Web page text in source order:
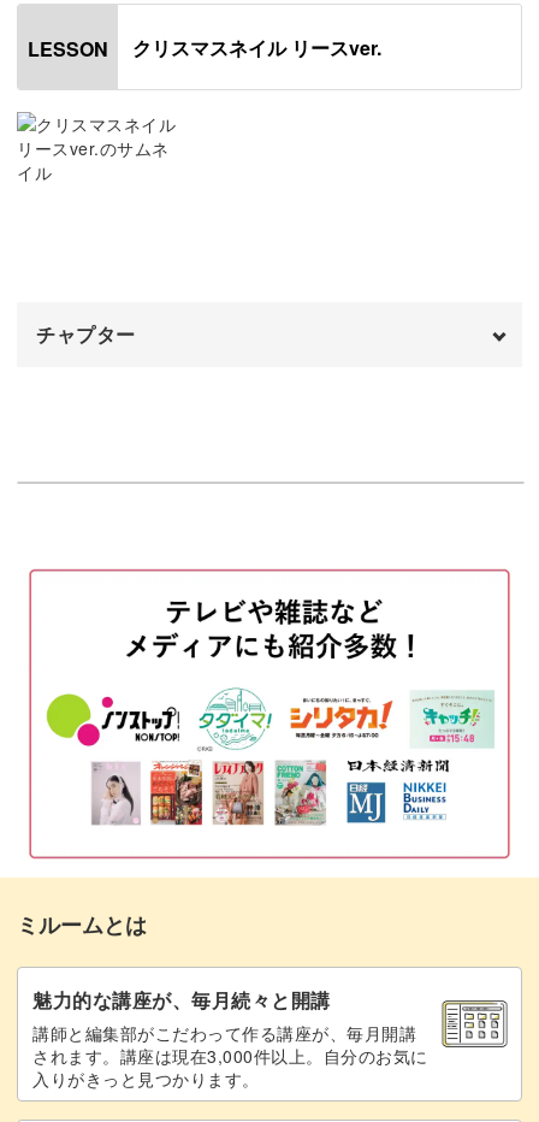
今回は、ツリーアートとも相性抜群な、 「クリスマスネイ
モチーフを取り入れても可愛くなりすぎないよう、デザイ
上げていきましょう。
クリスマスシーズンに活躍する幸せ感溢れるデザイン♪
ぜひ、マスターしてサロンでもご提案してみてください
ね。
LESSON クリスマスネイル リースver.
チャプター
ジェルとグリッターをミキシングする
リースを描く
ラインを描きミラーパウダーをつける 08:43
パーツをのせる
トップジェルでコーティングする
完成♪ 17:46
ミルームとは
魅力的な講座が、毎月続々と開講
講師と編集部がこだわって作る講座が、毎月開講
されます。講座は現在3,000件以上。自分のお気に
入りがきっと見つかります。